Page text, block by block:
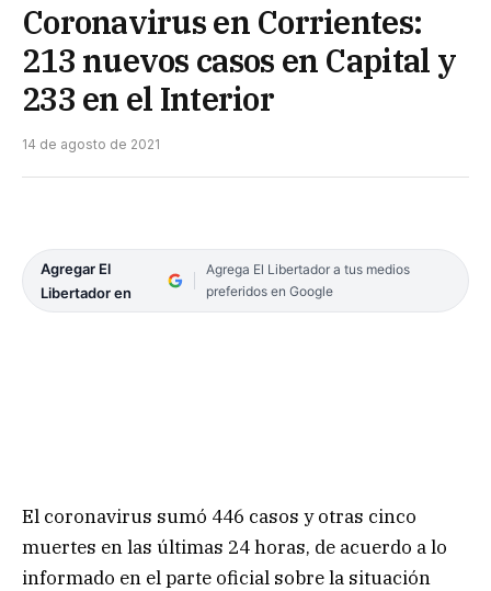
Coronavirus en Corrientes:
213 nuevos casos en Capital y
233 en el Interior
14 de agosto de 2021
Agregar El
Libertador en
Agrega El Libertador a tus medios
preferidos en Google
El coronavirus sumó 446 casos y otras cinco
muertes en las últimas 24 horas, de acuerdo a lo
informado en el parte oficial sobre la situación